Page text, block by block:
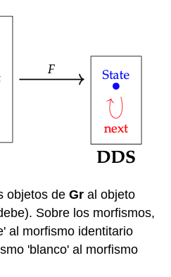
objetos deGr al objeto
Sobre los morfismos,
al morfismo identitario
'blanco' al morfismo